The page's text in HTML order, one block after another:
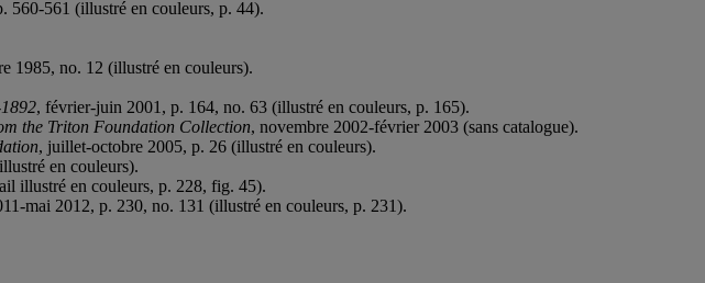
560-561 (illustré en couleurs, p. 44).
1985, no. 12 (illustré en couleurs).
, février-juin 2001, p. 164, no. 63 (illustré en couleurs, p. 165).
the Triton Foundation Collection, novembre 2002-février 2003 (sans catalogue).
, juillet-octobre 2005, p. 26 (illustré en couleurs).
en couleurs).
illustré en couleurs, p. 228, fig. 45).
mai 2012, p. 230, no. 131 (illustré en couleurs, p. 231).